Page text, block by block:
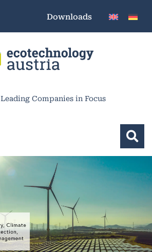
Downloads
Leading Companies in Focus